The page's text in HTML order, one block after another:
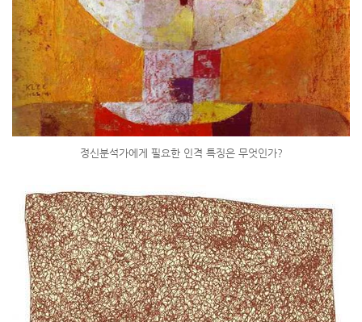
정신분석가에게 필요한 인격 특징은 무엇인가?